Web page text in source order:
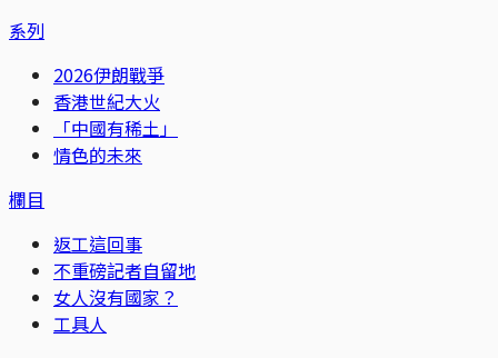
系列
2026伊朗戰爭
香港世紀大火
「中國有稀土」
情色的未來
欄目
返工這回事
不重磅記者自留地
女人沒有國家？
工具人